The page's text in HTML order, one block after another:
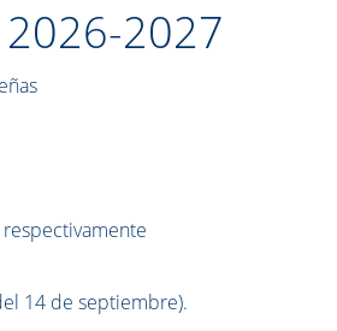
2026-2027
14 de septiembre).